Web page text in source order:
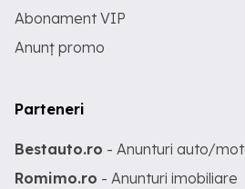
Abonament VIP
Anunț promo
Parteneri
Bestauto.ro - Anunturi auto/
Romimo.ro - Anunturi imobiliare